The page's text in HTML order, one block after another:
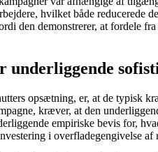
hvilket både reducerede
den demonstrerer, at fordele
opsætning, er, at de typisk
kræver, at den
empiriske bevis for,
i overfladegengivelse